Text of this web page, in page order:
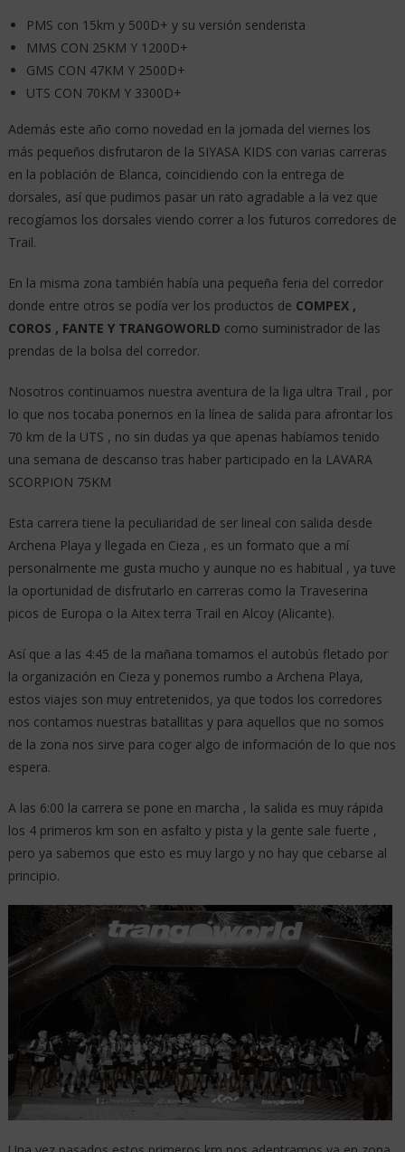
PMS con 15km y 500D+ y su versión senderista
MMS CON 25KM Y 1200D+
GMS CON 47KM Y 2500D+
UTS CON 70KM Y 3300D+
Además este año como novedad en la jornada del viernes los
más pequeños disfrutaron de la SIYASA KIDS con varias carreras
en la población de Blanca, coincidiendo con la entrega de
dorsales, así que pudimos pasar un rato agradable a la vez que
recogíamos los dorsales viendo correr a los futuros corredores de
Trail.
En la misma zona también había una pequeña feria del corredor
donde entre otros se podía ver los productos de COMPEX ,
COROS , FANTE Y TRANGOWORLD como suministrador de las
prendas de la bolsa del corredor.
Nosotros continuamos nuestra aventura de la liga ultra Trail , por
lo que nos tocaba ponernos en la línea de salida para afrontar los
70 km de la UTS , no sin dudas ya que apenas habíamos tenido
una semana de descanso tras haber participado en la LAVARA
SCORPION 75KM
Esta carrera tiene la peculiaridad de ser lineal con salida desde
Archena Playa y llegada en Cieza , es un formato que a mí
personalmente me gusta mucho y aunque no es habitual , ya tuve
la oportunidad de disfrutarlo en carreras como la Traveserina
picos de Europa o la Aitex terra Trail en Alcoy (Alicante).
Así que a las 4:45 de la mañana tomamos el autobús fletado por
la organización en Cieza y ponemos rumbo a Archena Playa,
estos viajes son muy entretenidos, ya que todos los corredores
nos contamos nuestras batallitas y para aquellos que no somos
de la zona nos sirve para coger algo de información de lo que nos
espera.
A las 6:00 la carrera se pone en marcha , la salida es muy rápida
los 4 primeros km son en asfalto y pista y la gente sale fuerte ,
pero ya sabemos que esto es muy largo y no hay que cebarse al
principio.